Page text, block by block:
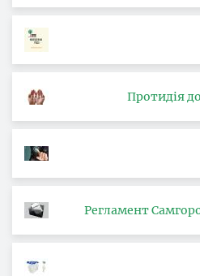
Протидія
Регламент